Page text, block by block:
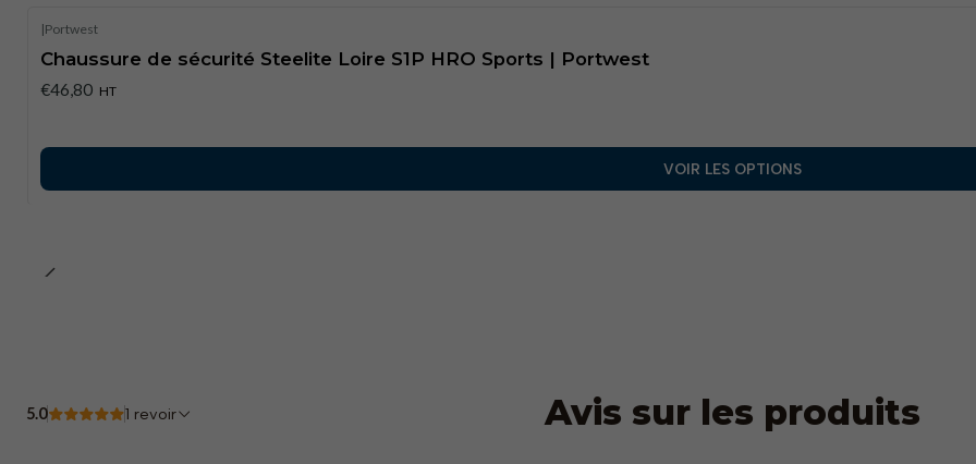
|Portwest
Chaussure de sécurité Steelite Loire S1P HRO Sports | Portwest
€46,80 HT
VOIR LES OPTIONS
Avis sur les produits
5.0 1 revoir